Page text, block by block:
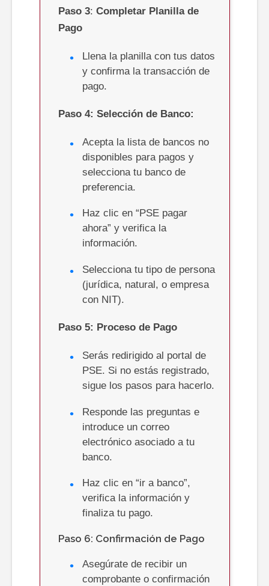
Paso 3: Completar Planilla de
Pago
Llena la planilla con tus datos
y confirma la transacción de
pago.
Paso 4: Selección de Banco:
Acepta la lista de bancos no
disponibles para pagos y
selecciona tu banco de
preferencia.
Haz clic en “PSE pagar
ahora” y verifica la
información.
Selecciona tu tipo de persona
(jurídica, natural, o empresa
con NIT).
Paso 5: Proceso de Pago
Serás redirigido al portal de
PSE. Si no estás registrado,
sigue los pasos para hacerlo.
Responde las preguntas e
introduce un correo
electrónico asociado a tu
banco.
Haz clic en “ir a banco”,
verifica la información y
finaliza tu pago.
Paso 6: Confirmación de Pago
Asegúrate de recibir un
comprobante o confirmación